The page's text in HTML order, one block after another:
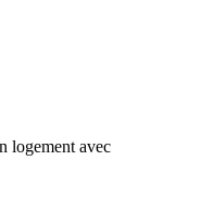
logement avec